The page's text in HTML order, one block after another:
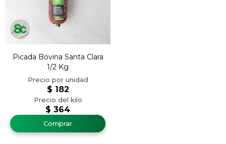
Picada Bovina Santa Clara
1/2 Kg
$ 364
$ 182